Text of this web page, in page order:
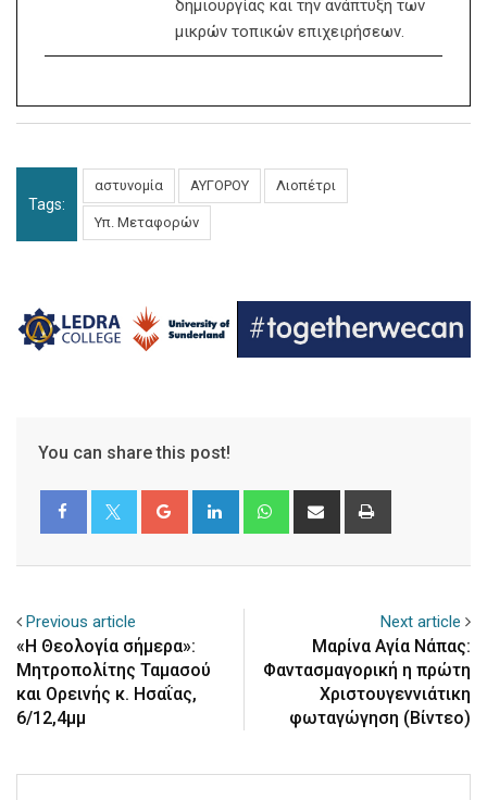
δημιουργίας και την ανάπτυξη των
μικρών τοπικών επιχειρήσεων.
Tags:
αστυνομία ΑΥΓΟΡΟΥ Λιοπέτρι
Υπ. Μεταφορών
You can share this post!
Google+ LinkedIn WhatsappShare
Previous article
«Η Θεολογία σήμερα»:
Μητροπολίτης Ταμασού
και Ορεινής κ. Ησαΐας,
6/12,4μμ
Next article
Μαρίνα Αγία Νάπας:
Φαντασμαγορική η πρώτη
Χριστουγεννιάτικη
φωταγώγηση (Βίντεο)